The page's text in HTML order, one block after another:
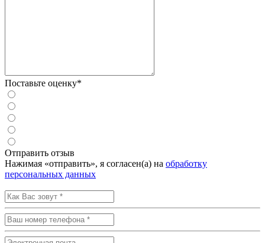
Поставьте оценку*
Отправить отзыв
Нажимая «отправить», я согласен(а) на обработку
персональных данных